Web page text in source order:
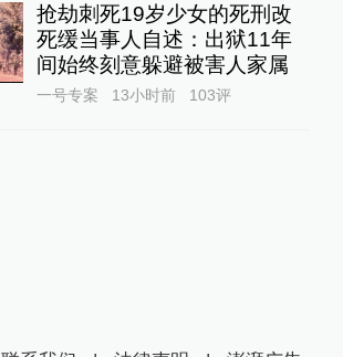
抢劫刺死19岁少女的死刑改
死缓当事人自述：出狱11年
间始终刻意躲避被害人家属
一号专案 13小时前 103评